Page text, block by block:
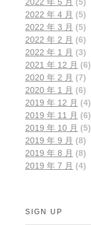
2022 年 4 月 (5)
2022 年 3 月 (5)
2022 年 2 月 (6)
2022 年 1 月 (3)
2021 年 12 月 (6)
2020 年 2 月 (7)
2020 年 1 月 (6)
2019 年 12 月 (4)
2019 年 11 月 (6)
2019 年 10 月 (5)
2019 年 9 月 (8)
2019 年 8 月 (8)
2019 年 7 月 (4)
SIGN UP